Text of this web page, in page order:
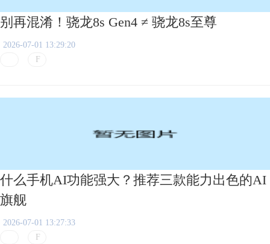
别再混淆！骁龙8s Gen4 ≠ 骁龙8s至尊
2026-07-01 13:29:20
什么手机AI功能强大？推荐三款能力出色的AI
旗舰
2026-07-01 13:27:33